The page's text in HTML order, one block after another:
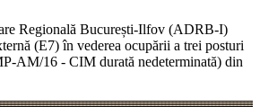
Regională București-Ilfov (ADRB-I)
(E7) în vederea ocupării a trei posturi
AM/16 - CIM durată nedeterminată) din